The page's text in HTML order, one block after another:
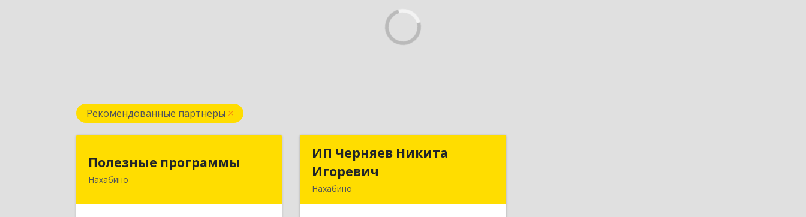
Рекомендованные партнеры
Полезные программы
Нахабино
ИП Черняев Никита
Игоревич
Нахабино
ИП Черняев Никита